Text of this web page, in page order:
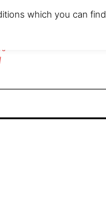
which you can find